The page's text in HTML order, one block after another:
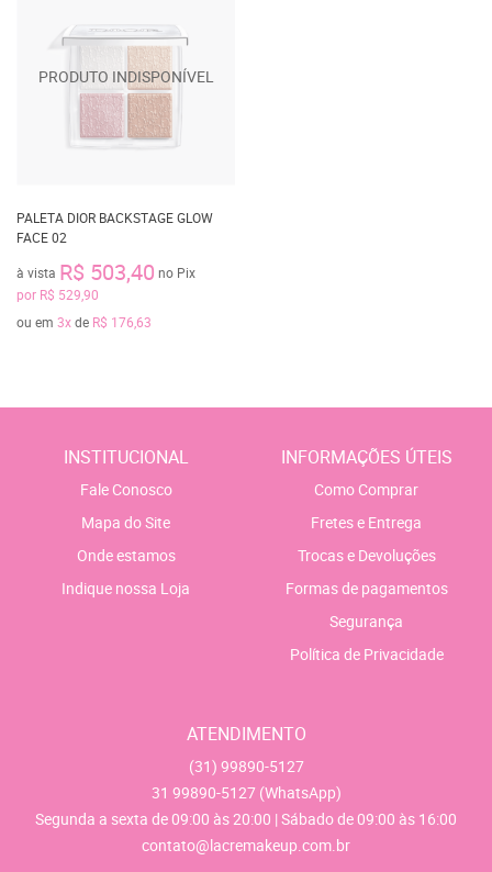
PALETA DIOR BACKSTAGE GLOW
FACE 02
à vista R$ 503,40 no Pix
por R$ 529,90
ou em 3xde R$ 176,63
INSTITUCIONAL
Fale Conosco
Mapa do Site
Onde estamos
Indique nossa Loja
INFORMAÇÕES ÚTEIS
Como Comprar
Fretes e Entrega
Trocas e Devoluções
Formas de pagamentos
Segurança
Política de Privacidade
ATENDIMENTO
(31) 99890-5127
31 99890-5127 (WhatsApp)
Segunda a sexta de 09:00 às 20:00 | Sábado de 09:00 às 16:00
contato@lacremakeup.com.br